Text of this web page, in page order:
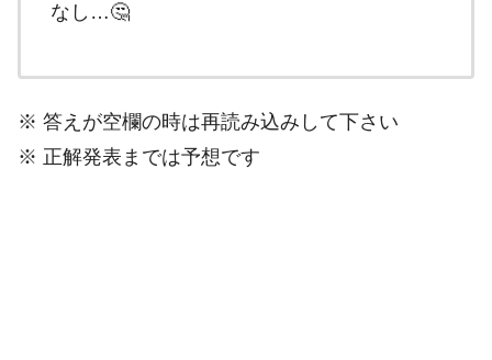
なし…🤔
※ 答えが空欄の時は再読み込みして下さい
※ 正解発表までは予想です